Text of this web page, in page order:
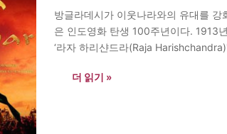
방글라데시가 이웃나라와의 유대를
은 인도영화 탄생 100주년이다. 1913
‘라자 하리샨드라(Raja
(High Commission of India)’는 공동으
더 읽기 »